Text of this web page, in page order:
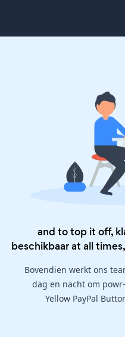
and to top it off,
beschikbaar at all
Bovendien werkt ons
dag en nacht om
Yellow PayPal